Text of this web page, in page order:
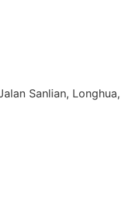
Sanlian, Longhua,